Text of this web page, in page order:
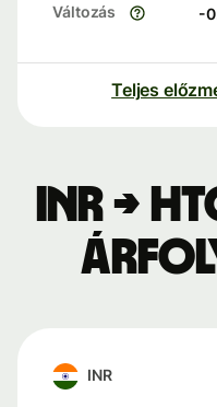
Változás -
Teljes
INR →
INR